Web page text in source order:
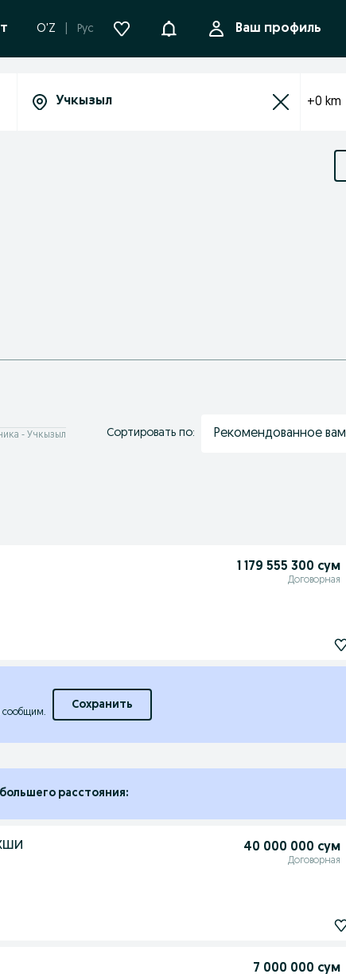
O'Z Рус УведомленияВаш профиль
+0 km
- Учкызыл Сортировать по: Рекомендованное вам
1 179 555 300 сум
Договорная
сообщим.
Сохранить
расстояния:
40 000 000 сум
Договорная
7 000 000 сум